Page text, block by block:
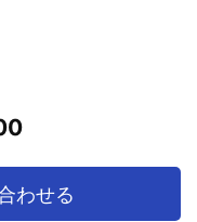
わせる